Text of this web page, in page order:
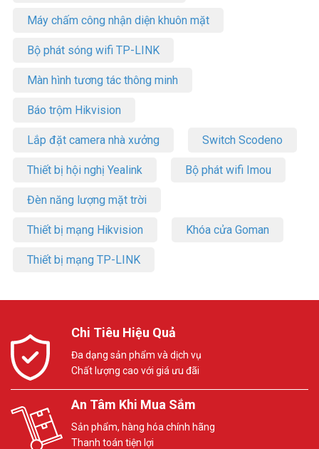
Máy chấm công nhận diện khuôn mặt
Bộ phát sóng wifi TP-LINK
Màn hình tương tác thông minh
Báo trộm Hikvision
Lắp đặt camera nhà xưởng Switch Scodeno
Thiết bị hội nghị Yealink Bộ phát wifi Imou
Đèn năng lượng mặt trời
Thiết bị mạng Hikvision Khóa cửa Goman
Thiết bị mạng TP-LINK
Chi Tiêu Hiệu Quả
Đa dạng sản phẩm và dịch vụ
Chất lượng cao với giá ưu đãi
An Tâm Khi Mua Sắm
Sản phẩm, hàng hóa chính hãng
Thanh toán tiện lợi